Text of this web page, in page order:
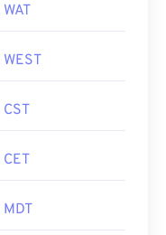
WAT
WEST
CST
CET
MDT